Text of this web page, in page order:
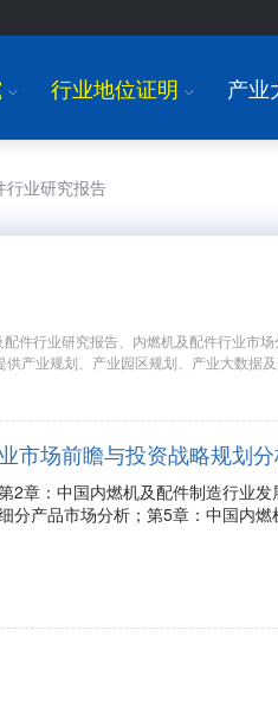
I 行业地位证明 I 产业
行业研究报告
件行业研究报告、内燃机及配件行业市
业规划、产业园区规划、产业大数据
市场前瞻与投资战略规划
2章：中国内燃机及配件制造行业
分产品市场分析；第5章：中国内